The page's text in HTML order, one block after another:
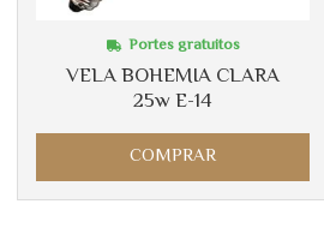
VELA BOHEMIA CLARA
25w E-14
Portes gratuitos
COMPRAR